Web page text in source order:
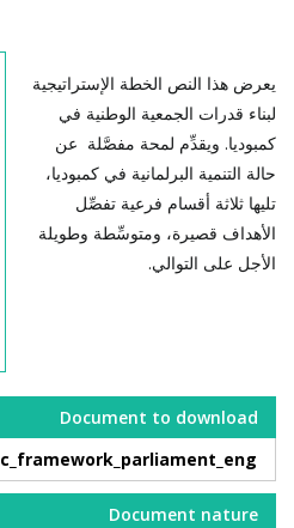
يعرض هذا النص الخطة الإستراتيجية
لبناء قدرات الجمعية الوطنية في
كمبوديا. ويقدِّم لمحة مفصَّلة عن
حالة التنمية البرلمانية في كمبوديا،
تليها ثلاثة أقسام فرعية تفصِّل
الأهداف قصيرة، ومتوسِّطة وطويلة
الأجل على التوالي.
Document to download
Document nature